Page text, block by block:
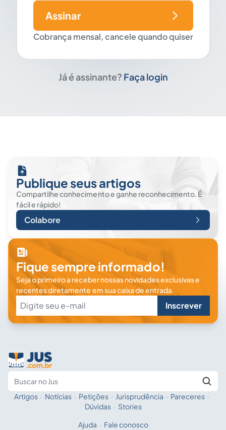
Cobrança mensal, cancele quando quiser
Assinar
Já é assinante? Faça login
Publique seus artigos
Compartilhe conhecimento e ganhe reconhecimento. É
fácil e rápido!
Colabore
Fique sempre informado!
Seja o primeiro a receber nossas novidades exclusivas e
recentes diretamente em sua caixa de entrada.
Inscrever
Fale com a IA
Artigos · Notícias · Petições · Jurisprudência · Pareceres ·
Dúvidas · Stories
Ajuda · Fale conosco